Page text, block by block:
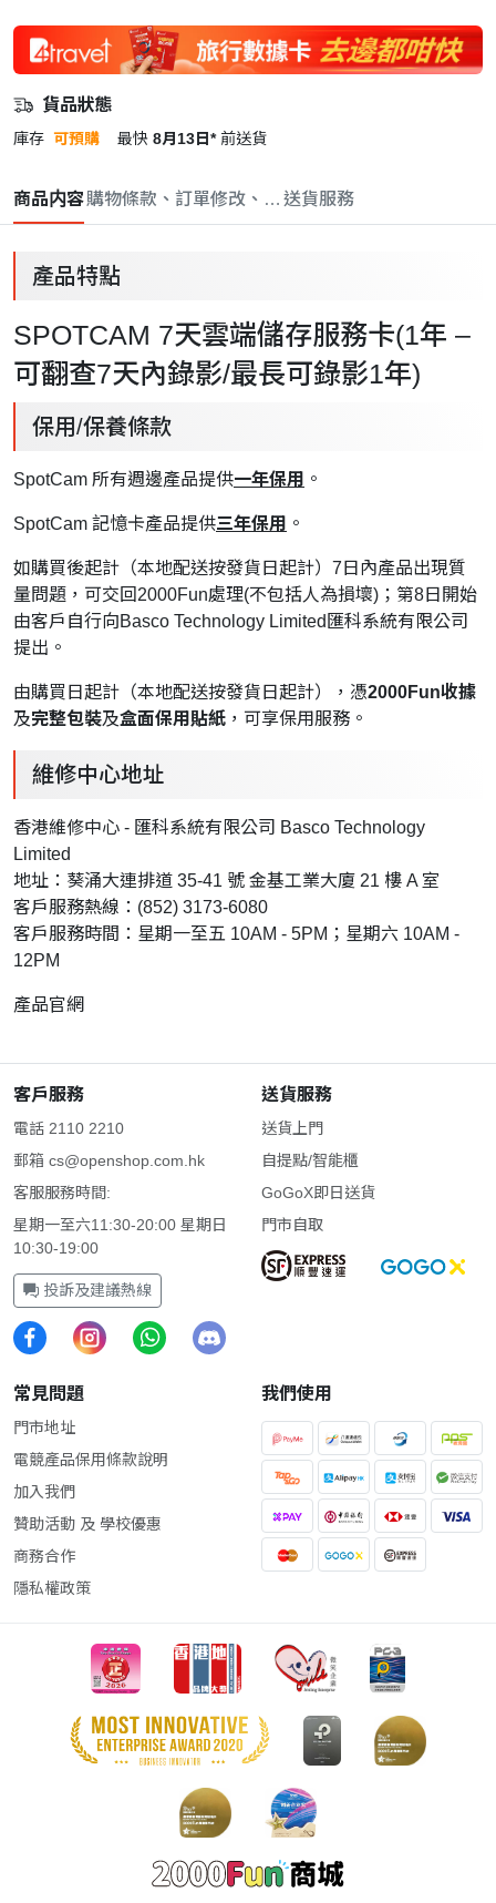
貨品狀態
庫存 可預購 最快 8月13日* 前送貨
商品内容購物條款、訂單修改、取消與退款政策
送貨服務
產品特點
SPOTCAM 7天雲端儲存服務卡(1年 –
可翻查7天內錄影/最長可錄影1年)
保用/保養條款
SpotCam 所有週邊產品提供一年保用 。
SpotCam 記憶卡產品提供三年保用 。
如購買後起計（本地配送按發貨日起計）7日內產品出現質
量問題，可交回2000Fun處理(不包括人為損壞)；第8日開始
由客戶自行向Basco Technology Limited匯科系統有限公司
提出。
由購買日起計（本地配送按發貨日起計），憑2000Fun收據
及完整包裝及盒面保用貼紙 ，可享保用服務。
維修中心地址
香港維修中心 - 匯科系統有限公司 Basco Technology
Limited
地址：葵涌大連排道 35-41 號 金基工業大廈 21 樓 A 室
客戶服務熱線：(852) 3173-6080
客戶服務時間：星期一至五 10AM - 5PM；星期六 10AM -
12PM
產品官網
客戶服務
電話 2110 2210
郵箱 cs@openshop.com.hk
客服服務時間:
星期一至六11:30-20:00 星期日
10:30-19:00
投訴及建議熱線
送貨服務
送貨上門
自提點/智能櫃
GoGoX即日送貨
門市自取
常見問題
門市地址
電競產品保用條款說明
加入我們
贊助活動 及 學校優惠
商務合作
隱私權政策
我們使用